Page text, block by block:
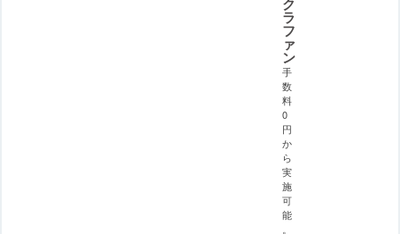
ラ
フ
ァ
ン
手
数
料
0
円
か
ら
実
施
可
能